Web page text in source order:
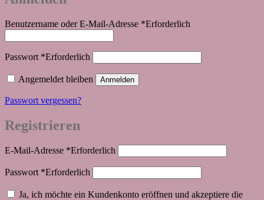
Benutzername oder E-Mail-Adresse *Erforderlich
Passwort *Erforderlich
Angemeldet bleiben Anmelden
Passwort vergessen?
Registrieren
E-Mail-Adresse *Erforderlich
Passwort *Erforderlich
Ja, ich möchte ein Kundenkonto eröffnen und akzeptiere die